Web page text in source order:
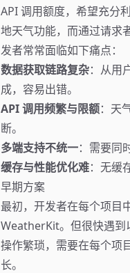
API 调用额度，希望充分
地天气功能，而通过请求
发者常常面临如下痛点：
数据获取链路复杂：从用
成，容易出错。
API 调用频繁与限额：天
断。
多端支持不统一：需要同
缓存与性能优化难：无缓
早期方案
最初，开发者在每个项目
WeatherKit。但很快遇到
操作繁琐，需要在每个项
长。